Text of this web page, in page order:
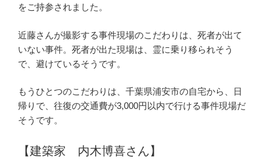
をご持参されました。
近藤さんが撮影する事件現場のこだわりは、死者が出て
いない事件。死者が出た現場は、霊に乗り移られそう
で、避けているそうです。
もうひとつのこだわりは、千葉県浦安市の自宅から、日
帰りで、往復の交通費が3,000円以内で行ける事件現場だ
そうです。
【建築家 内木博喜さん】